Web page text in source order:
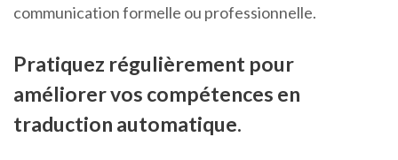
communication formelle ou professionnelle.
Pratiquez régulièrement pour
améliorer vos compétences en
traduction automatique.